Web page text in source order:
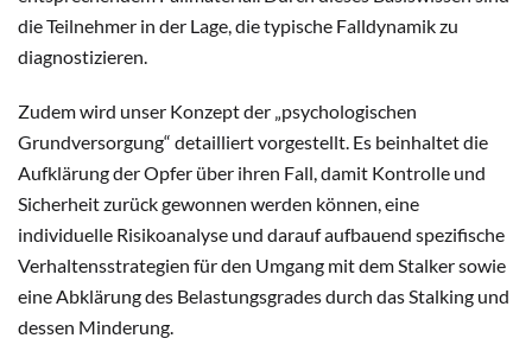
die Teilnehmer in der Lage, die typische Falldynamik zu
diagnostizieren.
Zudem wird unser Konzept der „psychologischen
Grundversorgung“ detailliert vorgestellt. Es beinhaltet die
Aufklärung der Opfer über ihren Fall, damit Kontrolle und
Sicherheit zurück gewonnen werden können, eine
individuelle Risikoanalyse und darauf aufbauend spezifische
Verhaltensstrategien für den Umgang mit dem Stalker sowie
eine Abklärung des Belastungsgrades durch das Stalking und
dessen Minderung.